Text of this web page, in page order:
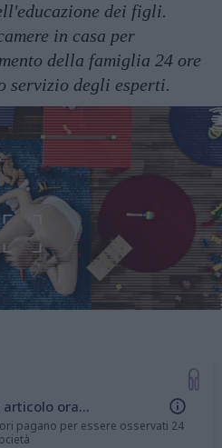
dei figli.
in casa per
della famiglia 24 ore
servizio degli esperti.
ora...
pagano per essere osservati 24